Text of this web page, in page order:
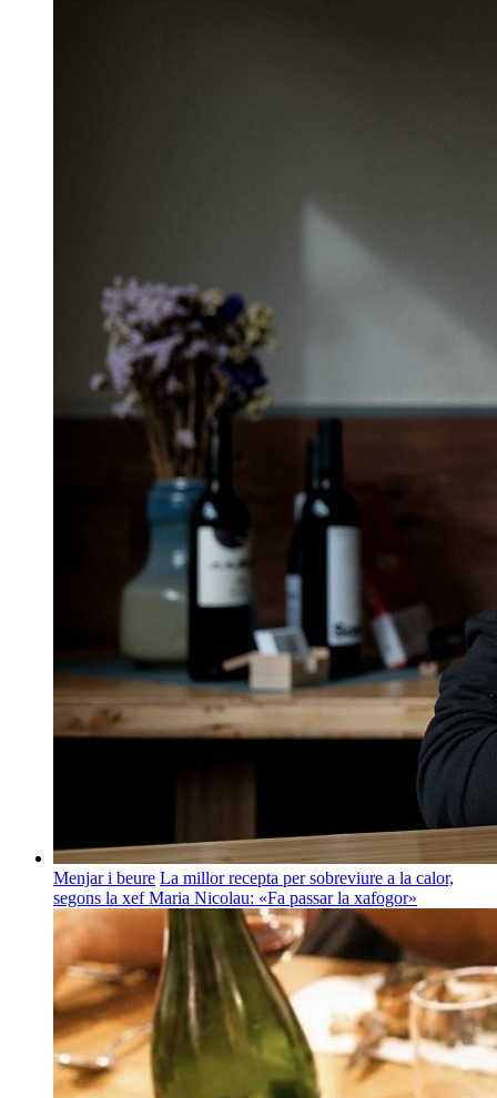
Menjar i beure La millor recepta per sobreviure a la calor,
segons la xef Maria Nicolau: «Fa passar la xafogor»